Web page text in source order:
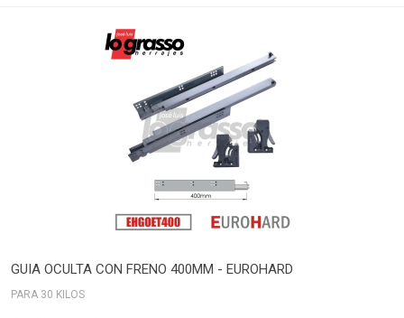
GUIA OCULTA CON FRENO 400MM - EUROHARD
PARA 30 KILOS